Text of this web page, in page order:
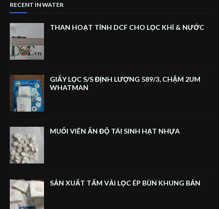
RECENT IN WATER
THAN HOẠT TÍNH DCF CHO LỌC KHÍ & NƯỚC
GIẤY LỌC S/S ĐỊNH LƯỢNG 589/3, CHẬM 2UM
WHATMAN
MUỐI VIÊN ẤN ĐỘ TÁI SINH HẠT NHỰA
SẢN XUẤT TẤM VẢI LỌC ÉP BÙN KHUNG BẢN